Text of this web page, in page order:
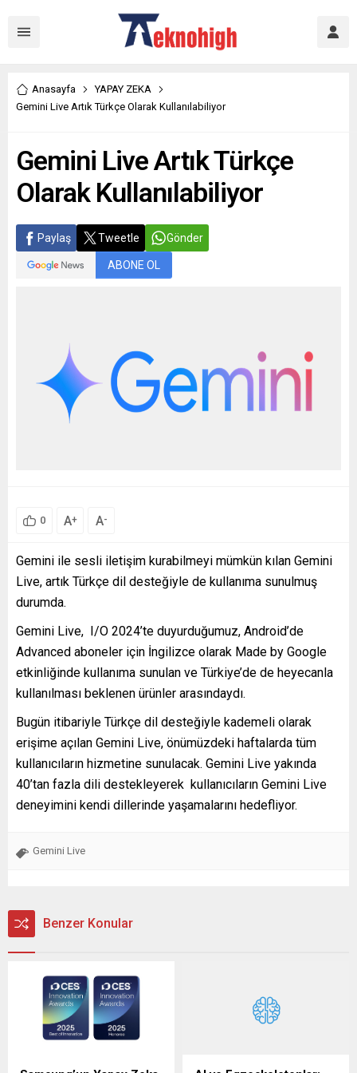
Anasayfa
YAPAY ZEKA
Gemini Live Artık Türkçe Olarak Kullanılabiliyor
Gemini Live Artık Türkçe
Olarak Kullanılabiliyor
Paylaş Tweetle Gönder
ABONE OL
0 A+ A-
Gemini ile sesli iletişim kurabilmeyi mümkün kılan Gemini
Live, artık Türkçe dil desteğiyle de kullanıma sunulmuş
durumda.
Gemini Live, I/O 2024’te duyurduğumuz, Android’de
Advanced aboneler için İngilizce olarak Made by Google
etkinliğinde kullanıma sunulan ve Türkiye’de de heyecanla
kullanılması beklenen ürünler arasındaydı.
Bugün itibariyle Türkçe dil desteğiyle kademeli olarak
erişime açılan Gemini Live, önümüzdeki haftalarda tüm
kullanıcıların hizmetine sunulacak. Gemini Live yakında
40’tan fazla dili destekleyerek kullanıcıların Gemini Live
deneyimini kendi dillerinde yaşamalarını hedefliyor.
Gemini Live
Benzer Konular